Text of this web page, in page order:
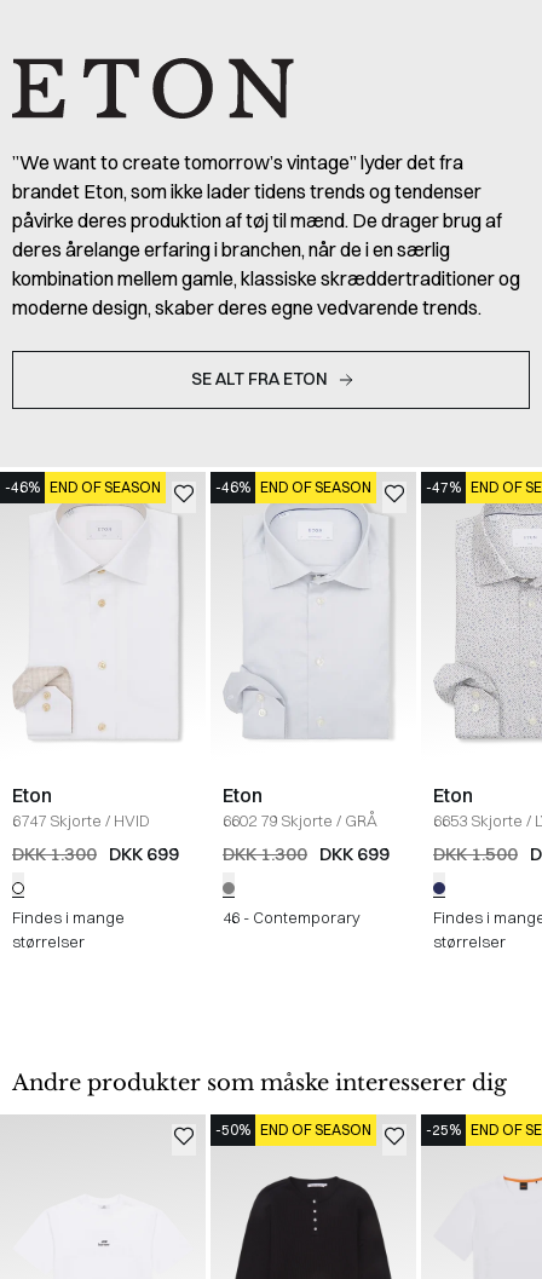
”We want to create tomorrow’s vintage” lyder det fra
brandet Eton, som ikke lader tidens trends og tendenser
påvirke deres produktion af tøj til mænd. De drager brug af
deres årelange erfaring i branchen, når de i en særlig
kombination mellem gamle, klassiske skræddertraditioner og
moderne design, skaber deres egne vedvarende trends.
SE ALT FRA ETON
-46% END OF SEASON
Eton
6747 Skjorte / HVID
DKK 1.300 DKK 699
Findes i mange
størrelser
-46% END OF SEASON
Eton
6602 79 Skjorte / GRÅ
DKK 1.300 DKK 699
46 - Contemporary
-47% END OF
Eton
6653 Skjorte /
DKK 1.500
Findes i
størrelser
Andre produkter som måske interesserer dig
-50% END OF SEASON -25% END OF